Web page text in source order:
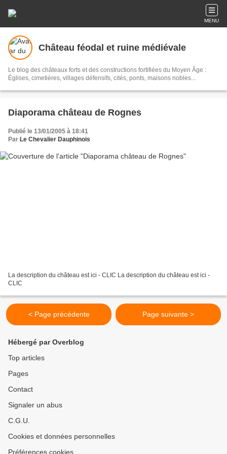
MENU
Château féodal et ruine médiévale
Le blog des châteaux forts et des constructions fortifiées du Moyen Âge :
Églises, cimetières, villages défensifs, cités, ponts, maisons nobles...
Diaporama château de Rognes
Publié le 13/01/2005 à 18:41
Par Le Chevalier Dauphinois
La description du château est ici - CLIC La description du château est ici -
CLIC
< Page précédente Page suivante >
Hébergé par Overblog
Top articles
Pages
Contact
Signaler un abus
C.G.U.
Cookies et données personnelles
Préférences cookies